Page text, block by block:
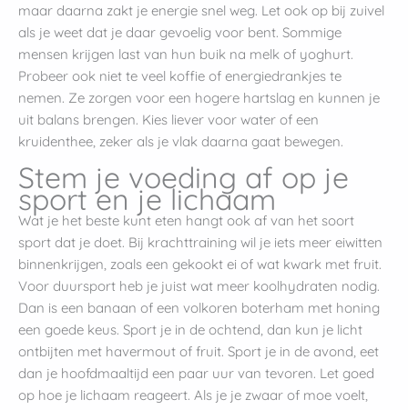
maar daarna zakt je energie snel weg. Let ook op bij zuivel
als je weet dat je daar gevoelig voor bent. Sommige
mensen krijgen last van hun buik na melk of yoghurt.
Probeer ook niet te veel koffie of energiedrankjes te
nemen. Ze zorgen voor een hogere hartslag en kunnen je
uit balans brengen. Kies liever voor water of een
kruidenthee, zeker als je vlak daarna gaat bewegen.
Stem je voeding af op je
sport en je lichaam
Wat je het beste kunt eten hangt ook af van het soort
sport dat je doet. Bij krachttraining wil je iets meer eiwitten
binnenkrijgen, zoals een gekookt ei of wat kwark met fruit.
Voor duursport heb je juist wat meer koolhydraten nodig.
Dan is een banaan of een volkoren boterham met honing
een goede keus. Sport je in de ochtend, dan kun je licht
ontbijten met havermout of fruit. Sport je in de avond, eet
dan je hoofdmaaltijd een paar uur van tevoren. Let goed
op hoe je lichaam reageert. Als je je zwaar of moe voelt,